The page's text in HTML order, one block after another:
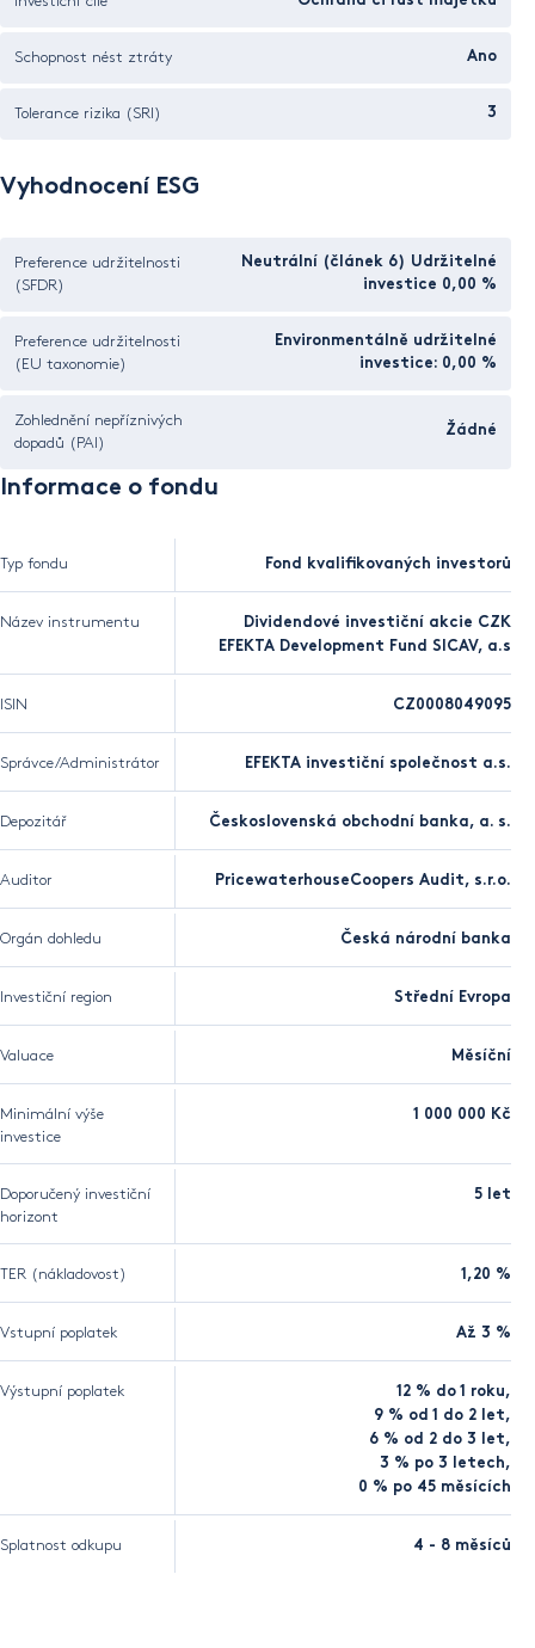
Schopnost nést ztráty Ano
Tolerance rizika (SRI) 3
Vyhodnocení ESG
Preference udržitelnosti
(SFDR)
Neutrální (článek 6) Udržitelné
investice 0,00 %
Preference udržitelnosti
(EU taxonomie)
Environmentálně udržitelné
investice: 0,00 %
Zohlednění nepříznivých
dopadů (PAI)
Žádné
Informace o fondu
Typ fondu Fond kvalifikovaných investorů
Název instrumentu
Dividendové investiční akcie CZK
EFEKTA Development Fund SICAV, a.s
ISIN CZ0008049095
Správce/Administrátor EFEKTA investiční společnost a.s.
Depozitář Československá obchodní banka, a. s.
Auditor PricewaterhouseCoopers Audit, s.r.o.
Orgán dohledu Česká národní banka
Investiční region Střední Evropa
Valuace Měsíční
Minimální výše
investice
1 000 000 Kč
Doporučený investiční
horizont
5 let
TER (nákladovost) 1,20 %
Vstupní poplatek Až 3 %
Výstupní poplatek
12 % do 1 roku,
9 % od 1 do 2 let,
6 % od 2 do 3 let,
3 % po 3 letech,
0 % po 45 měsících
Splatnost odkupu 4 - 8 měsíců